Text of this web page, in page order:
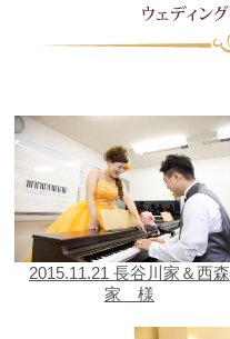
2015.11.21 長谷川家＆西森
家 様